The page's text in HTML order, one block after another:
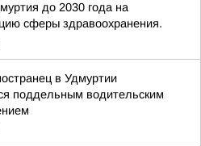
до 2030 года на
сферы здравоохранения.
в Удмуртии
поддельным водительским